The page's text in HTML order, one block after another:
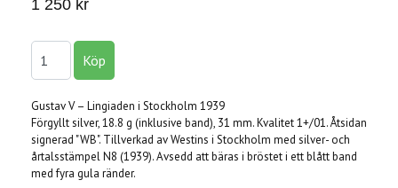
1 250 kr
Gustav V – Lingiaden i Stockholm 1939
Förgyllt silver, 18.8 g (inklusive band), 31 mm. Kvalitet 1+/01. Åtsidan
signerad "WB". Tillverkad av Westins i Stockholm med silver- och
årtalsstämpel N8 (1939). Avsedd att bäras i bröstet i ett blått band
med fyra gula ränder.